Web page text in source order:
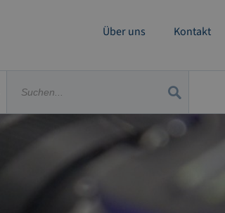
Über uns Kontakt